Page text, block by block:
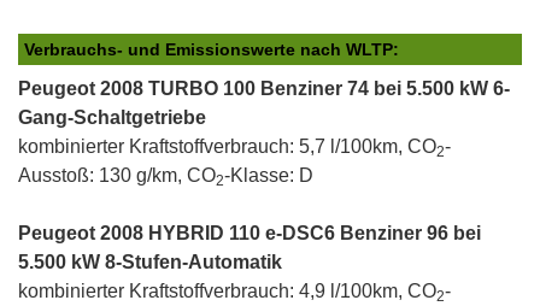
Verbrauchs- und Emissionswerte nach WLTP:
Peugeot 2008 TURBO 100 Benziner 74 bei 5.500 kW 6-
Gang-Schaltgetriebe
kombinierter Kraftstoffverbrauch: 5,7 l/100km, CO2-
Ausstoß: 130 g/km, CO2-Klasse: D
Peugeot 2008 HYBRID 110 e-DSC6 Benziner 96 bei
5.500 kW 8-Stufen-Automatik
kombinierter Kraftstoffverbrauch: 4,9 l/100km, CO2-